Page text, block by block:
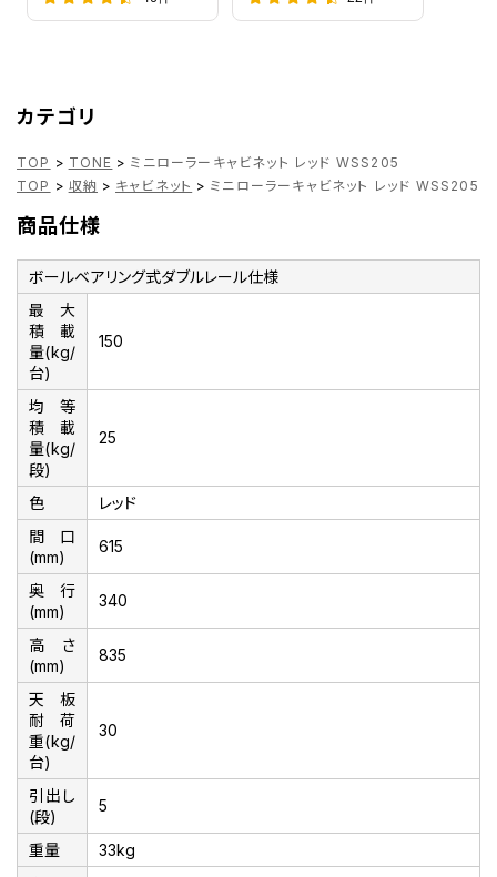
カテゴリ
TOP > TONE > ミニローラーキャビネット レッド WSS205
TOP > 収納 > キャビネット > ミニローラーキャビネット レッド WSS205
商品仕様
ボールベアリング式ダブルレール仕様
最大
積載
量(kg/
台)
150
均等
積載
量(kg/
段)
25
色
レッド
間口
(mm)
615
奥行
(mm)
340
高さ
(mm)
835
天板
耐荷
重(kg/
台)
30
引出し
(段)
5
重量
33kg